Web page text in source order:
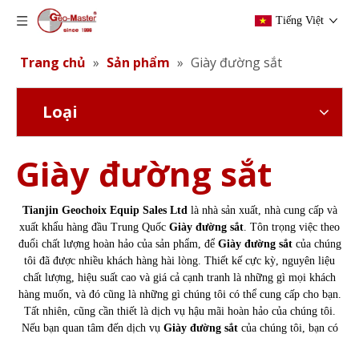
Tiếng Việt
Trang chủ » Sản phẩm » Giày đường sắt
Loại
Giày đường sắt
Tianjin Geochoix Equip Sales Ltdlà nhà sản xuất, nhà cung cấp và
xuất khẩu hàng đầu Trung Quốc Giày đường sắt. Tôn trọng việc theo
đuổi chất lượng hoàn hảo của sản phẩm, để Giày đường sắtcủa chúng
tôi đã được nhiều khách hàng hài lòng. Thiết kế cực kỳ, nguyên liệu
chất lượng, hiệu suất cao và giá cả cạnh tranh là những gì mọi khách
hàng muốn, và đó cũng là những gì chúng tôi có thể cung cấp cho bạn.
Tất nhiên, cũng cần thiết là dịch vụ hậu mãi hoàn hảo của chúng tôi.
Nếu bạn quan tâm đến dịch vụ Giày đường sắtcủa chúng tôi, bạn có